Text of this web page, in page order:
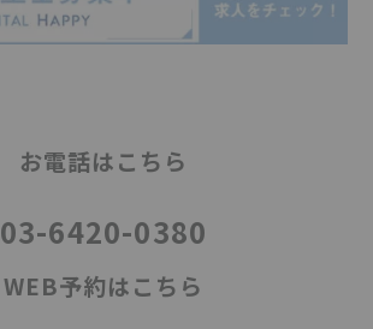
お電話はこちら
03-6420-0380
WEB予約はこちら